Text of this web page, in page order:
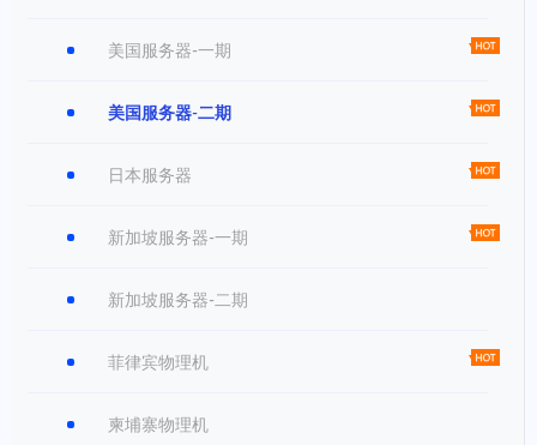
美国服务器-一期
美国服务器-二期
日本服务器
新加坡服务器-一期
新加坡服务器-二期
菲律宾物理机
柬埔寨物理机